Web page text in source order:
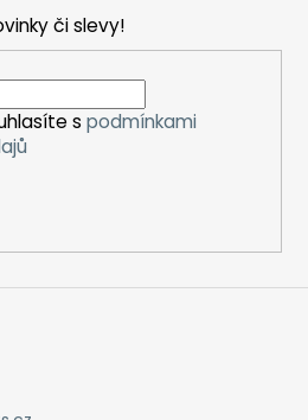
či slevy!
s podmínkami